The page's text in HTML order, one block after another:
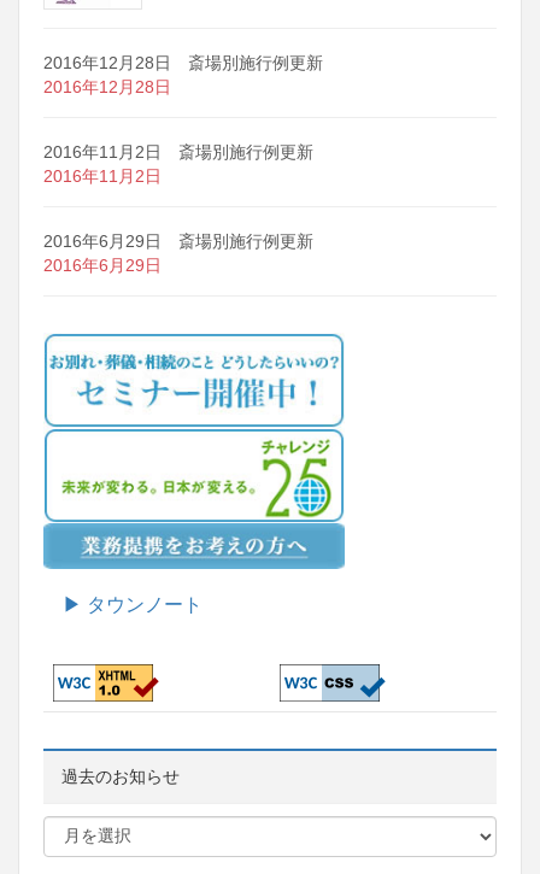
2016年12月28日 斎場別施行例更新
2016年12月28日
2016年11月2日 斎場別施行例更新
2016年11月2日
2016年6月29日 斎場別施行例更新
2016年6月29日
▶ タウンノート
過去のお知らせ